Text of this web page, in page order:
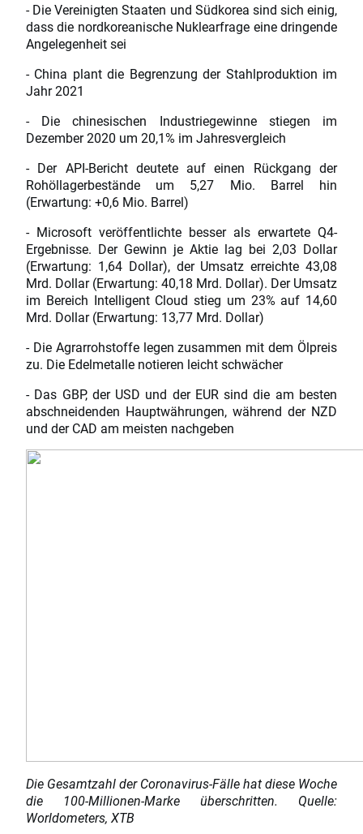
- Die Vereinigten Staaten und Südkorea sind sich einig,
dass die nordkoreanische Nuklearfrage eine dringende
Angelegenheit sei
- China plant die Begrenzung der Stahlproduktion im
Jahr 2021
- Die chinesischen Industriegewinne stiegen im
Dezember 2020 um 20,1% im Jahresvergleich
- Der API-Bericht deutete auf einen Rückgang der
Rohöllagerbestände um 5,27 Mio. Barrel hin
(Erwartung: +0,6 Mio. Barrel)
- Microsoft veröffentlichte besser als erwartete Q4-
Ergebnisse. Der Gewinn je Aktie lag bei 2,03 Dollar
(Erwartung: 1,64 Dollar), der Umsatz erreichte 43,08
Mrd. Dollar (Erwartung: 40,18 Mrd. Dollar). Der Umsatz
im Bereich Intelligent Cloud stieg um 23% auf 14,60
Mrd. Dollar (Erwartung: 13,77 Mrd. Dollar)
- Die Agrarrohstoffe legen zusammen mit dem Ölpreis
zu. Die Edelmetalle notieren leicht schwächer
- Das GBP, der USD und der EUR sind die am besten
abschneidenden Hauptwährungen, während der NZD
und der CAD am meisten nachgeben
Die Gesamtzahl der Coronavirus-Fälle hat diese Woche
die 100-Millionen-Marke überschritten. Quelle:
Worldometers, XTB